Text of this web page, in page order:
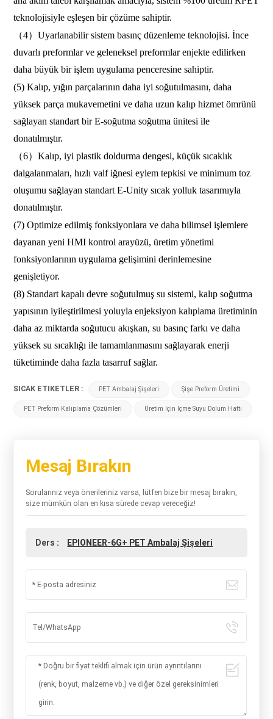
teknolojisiyle eşleşen bir çözüme sahiptir.
（4）Uyarlanabilir sistem basınç düzenleme teknolojisi. İnce
duvarlı preformlar ve geleneksel preformlar enjekte edilirken
daha büyük bir işlem uygulama penceresine sahiptir.
(5) Kalıp, yığın parçalarının daha iyi soğutulmasını, daha
yüksek parça mukavemetini ve daha uzun kalıp hizmet ömrünü
sağlayan standart bir E-soğutma soğutma ünitesi ile
donatılmıştır.
（6）Kalıp, iyi plastik doldurma dengesi, küçük sıcaklık
dalgalanmaları, hızlı valf iğnesi eylem tepkisi ve minimum toz
oluşumu sağlayan standart E-Unity sıcak yolluk tasarımıyla
donatılmıştır.
(7) Optimize edilmiş fonksiyonlara ve daha bilimsel işlemlere
dayanan yeni HMI kontrol arayüzü, üretim yönetimi
fonksiyonlarının uygulama gelişimini derinlemesine
genişletiyor.
(8) Standart kapalı devre soğutulmuş su sistemi, kalıp soğutma
yapısının iyileştirilmesi yoluyla enjeksiyon kalıplama üretiminin
daha az miktarda soğutucu akışkan, su basınç farkı ve daha
yüksek su sıcaklığı ile tamamlanmasını sağlayarak enerji
tüketiminde daha fazla tasarruf sağlar.
SICAK ETIKETLER : PET Ambalaj Şişeleri Şişe Preform Üretimi
PET Preform Kalıplama Çözümleri Üretim Için Içme Suyu Dolum Hattı
Mesaj Bırakın
Sorularınız veya önerileriniz varsa, lütfen bize bir mesaj bırakın,
size mümkün olan en kısa sürede cevap vereceğiz!
Ders : EPIONEER-6G+ PET Ambalaj Şişeleri